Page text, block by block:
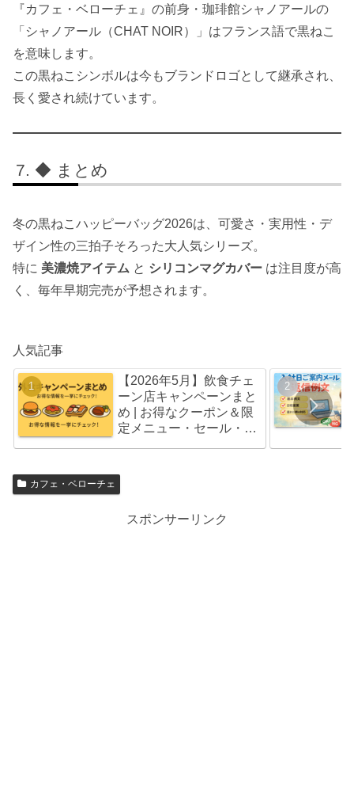
『カフェ・ベローチェ』の前身・珈琲館シャノアールの
「シャノアール（CHAT NOIR）」はフランス語で黒ねこ
を意味します。
この黒ねこシンボルは今もブランドロゴとして継承され、
長く愛され続けています。
◆ まとめ
冬の黒ねこハッピーバッグ2026は、可愛さ・実用性・デ
ザイン性の三拍子そろった大人気シリーズ。
特に 美濃焼アイテム と シリコンマグカバー は注目度が高
く、毎年早期完売が予想されます。
人気記事
【2026年5月】飲食チェ
ーン店キャンペーンまと
め | お得なクーポン＆限
定メニュー・セール・福
カフェ・ベローチェ
スポンサーリンク